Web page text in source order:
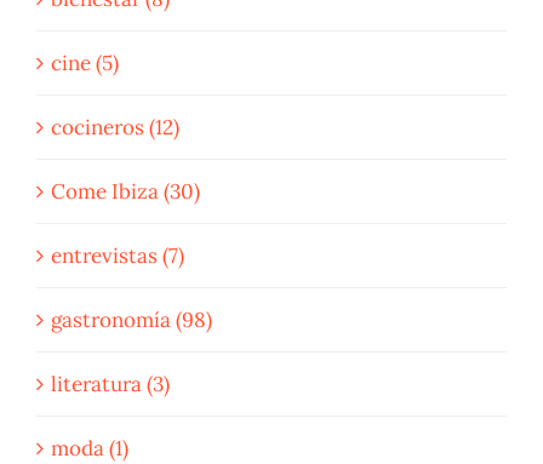
cine (5)
cocineros (12)
Come Ibiza (30)
entrevistas (7)
gastronomía (98)
literatura (3)
moda (1)